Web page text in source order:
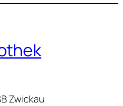
Zwickau